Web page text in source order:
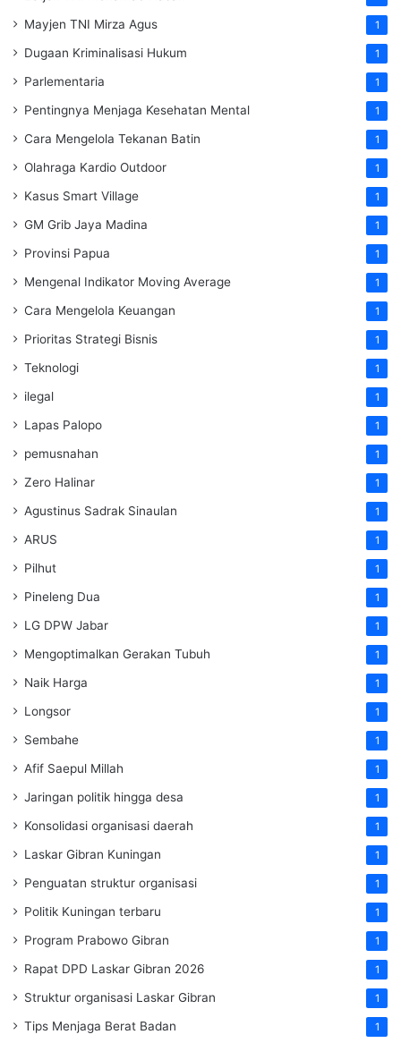
Mayjen TNI Mirza Agus 1
Dugaan Kriminalisasi Hukum 1
Parlementaria 1
Pentingnya Menjaga Kesehatan Mental 1
Cara Mengelola Tekanan Batin 1
Olahraga Kardio Outdoor 1
Kasus Smart Village 1
GM Grib Jaya Madina 1
Provinsi Papua 1
Mengenal Indikator Moving Average 1
Cara Mengelola Keuangan 1
Prioritas Strategi Bisnis 1
Teknologi 1
ilegal 1
Lapas Palopo 1
pemusnahan 1
Zero Halinar 1
Agustinus Sadrak Sinaulan 1
ARUS 1
Pilhut 1
Pineleng Dua 1
LG DPW Jabar 1
Mengoptimalkan Gerakan Tubuh 1
Naik Harga 1
Longsor 1
Sembahe 1
Afif Saepul Millah 1
Jaringan politik hingga desa 1
Konsolidasi organisasi daerah 1
Laskar Gibran Kuningan 1
Penguatan struktur organisasi 1
Politik Kuningan terbaru 1
Program Prabowo Gibran 1
Rapat DPD Laskar Gibran 2026 1
Struktur organisasi Laskar Gibran 1
Tips Menjaga Berat Badan 1